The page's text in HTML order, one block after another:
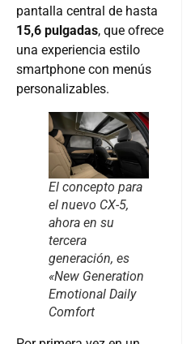
pantalla central de hasta
15,6 pulgadas, que ofrece
una experiencia estilo
smartphone con menús
personalizables.
El concepto para
el nuevo CX-5,
ahora en su
tercera
generación, es
«New Generation
Emotional Daily
Comfort